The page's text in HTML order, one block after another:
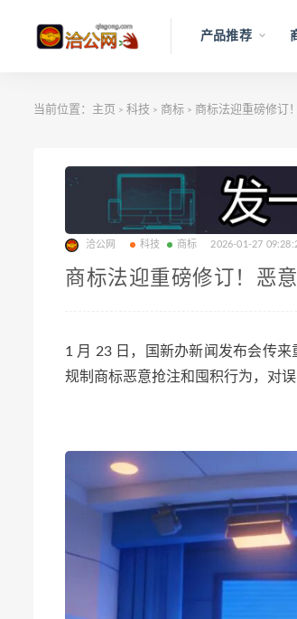
产品推荐
当前位置： 主页 > 科技 > 商标 > 商标法迎重磅修订
洽公网 科技 商标 2026-01-27
商标法迎重磅修订！恶
1 月 23 日，国新办新闻发布会传
规制商标恶意抢注和囤积行为，对误